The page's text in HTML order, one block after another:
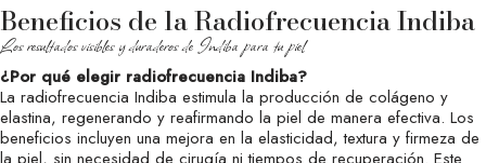
Beneficios de la Radiofrecuencia Indiba
Los resultados visibles y duraderos de Indiba para tu piel
¿Por qué elegir radiofrecuencia Indiba?
La radiofrecuencia Indiba estimula la producción de colágeno y
elastina, regenerando y reafirmando la piel de manera efectiva. Los
beneficios incluyen una mejora en la elasticidad, textura y firmeza de